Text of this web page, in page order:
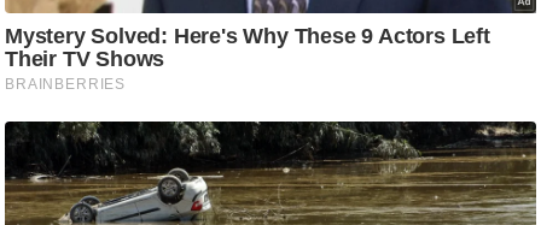
स्थ
ल
फि
ने
स
मं